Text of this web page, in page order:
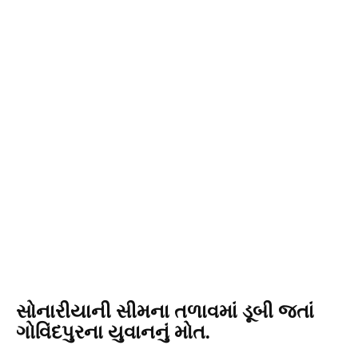
સોનારીયાની સીમના તળાવમાં ડૂબી જતાં
ગોવિંદપુરના યુવાનનું મોત.